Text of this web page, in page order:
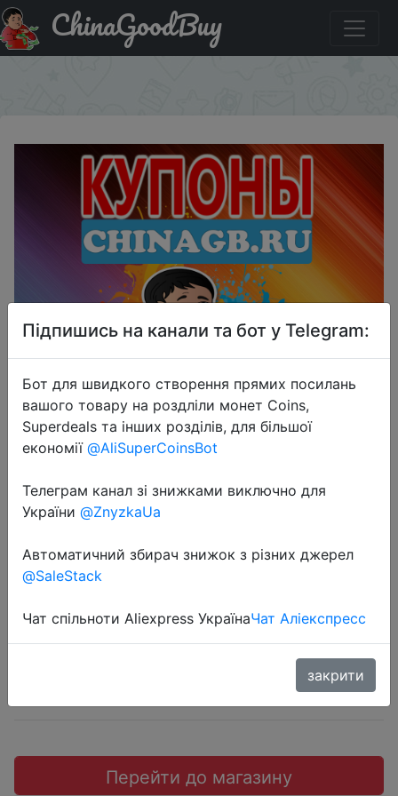
Код на знижку BIGSALE Ноутбук LENOVO IdeaPad S340-
14API
ChinaGoodBuy
2020-06-01
Ноутбук LENOVO IdeaPad S340-
14API
41990 руб.
Перейти до магазину
Підпишись на канали та бот у Telegram:
Бот для швидкого створення прямих посилань
вашого товару на роздліли монет Coins,
Superdeals та інших розділів, для більшої
економії @AliSuperCoinsBot
Телеграм канал зі знижками виключно для
України @ZnyzkaUa
Автоматичний збирач знижок з різних джерел
@SaleStack
Чат спільноти Aliexpress УкраїнаЧат Аліекспресс
закрити